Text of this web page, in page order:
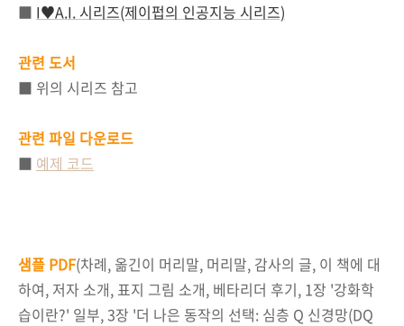
■ I♥A.I. 시리즈(제이펍의 인공지능 시리즈)
관련 도서
■ 위의 시리즈 참고
관련 파일 다운로드
■ 예제 코드
샘플 PDF(차례, 옮긴이 머리말, 머리말, 감사의 글, 이 책에 대
하여, 저자 소개, 표지 그림 소개, 베타리더 후기, 1장 '강화학
습이란?' 일부, 3장 '더 나은 동작의 선택: 심층 Q 신경망(DQ